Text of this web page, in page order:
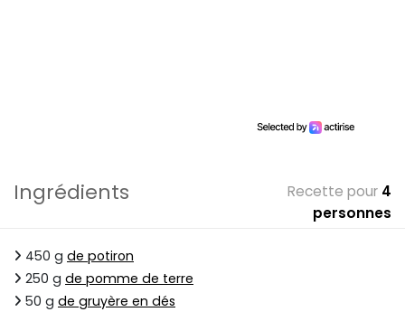
Ingrédients Recette pour 4
personnes
450 g de potiron
250 g de pomme de terre
50 g de gruyère en dés